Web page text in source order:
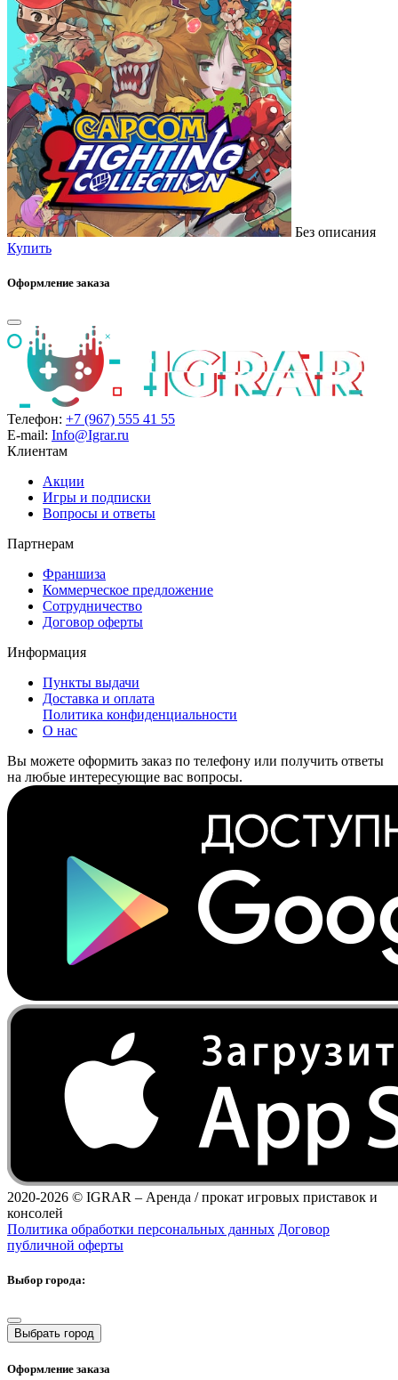
Без описания
Купить
Оформление заказа
Телефон: +7 (967) 555 41 55
E-mail: Info@Igrar.ru
Клиентам
Акции
Игры и подписки
Вопросы и ответы
Партнерам
Франшиза
Коммерческое предложение
Сотрудничество
Договор оферты
Информация
Пункты выдачи
Доставка и оплата
Политика конфиденциальности
О нас
Вы можете оформить заказ по телефону или получить ответы
на любые интересующие вас вопросы.
2020-2026 © IGRAR – Аренда / прокат игровых приставок и
консолей
Политика обработки персональных данных Договор
публичной оферты
Выбор города:
Выбрать город
Оформление заказа